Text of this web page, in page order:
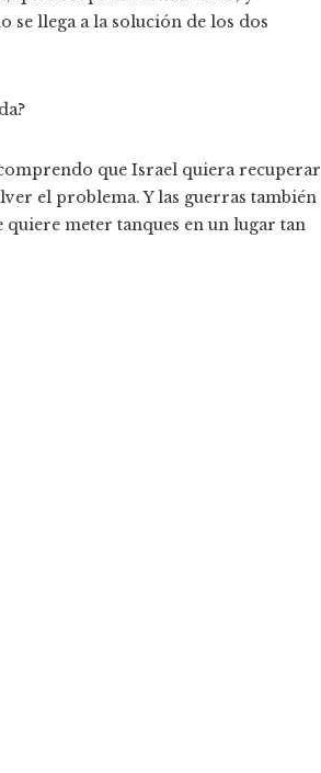
se llega a la solución de los dos
que Israel quiera recuperar
el problema. Y las guerras también
quiere meter tanques en un lugar tan